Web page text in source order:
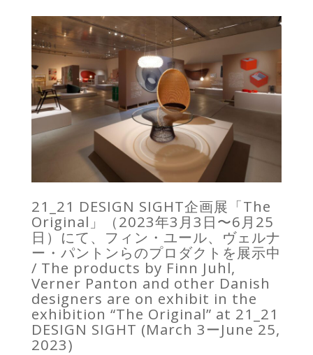
21_21 DESIGN SIGHT企画展「The
Original」（2023年3月3日〜6月25
日）にて、フィン・ユール、ヴェルナ
ー・パントンらのプロダクトを展示中
/ The products by Finn Juhl,
Verner Panton and other Danish
designers are on exhibit in the
exhibition “The Original” at 21_21
DESIGN SIGHT (March 3ーJune 25,
2023)